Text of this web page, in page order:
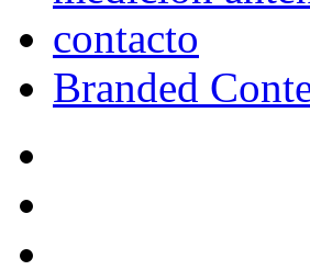
contacto
Branded